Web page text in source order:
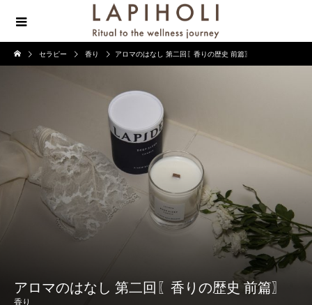
セラピー 香り アロマのはなし 第二回〖香りの歴史 前篇〗
アロマのはなし 第二回〖香りの歴史 前篇〗
香り